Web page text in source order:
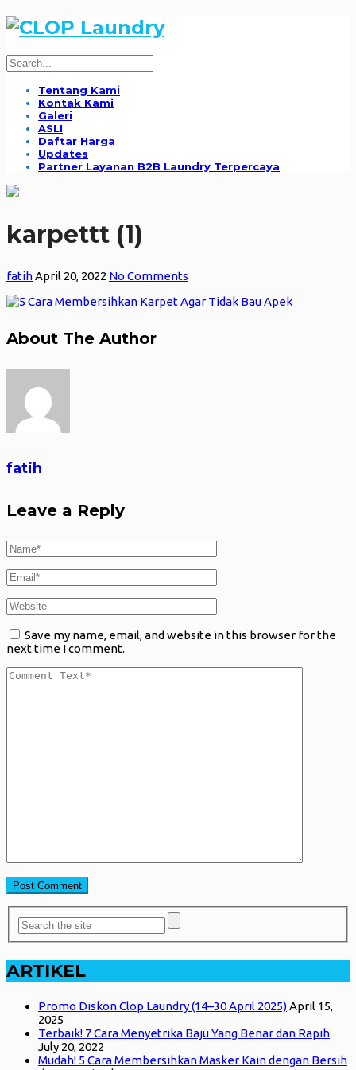
Tentang Kami
Kontak Kami
Galeri
ASLI
Daftar Harga
Updates
Partner Layanan B2B Laundry Terpercaya
karpettt (1)
fatihApril 20, 2022 No Comments
About The Author
fatih
Leave a Reply
Save my name, email, and website in this browser for the
next time I comment.
ARTIKEL
Promo Diskon Clop Laundry (14–30 April 2025)April 15,
2025
Terbaik! 7 Cara Menyetrika Baju Yang Benar dan Rapih
July 20, 2022
Mudah! 5 Cara Membersihkan Masker Kain dengan Bersih